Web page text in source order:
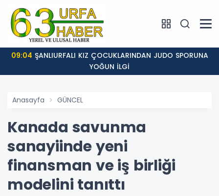
09:04
YOĞUN İLGİ
Anasayfa GÜNCEL
Kanada savunma
sanayiinde yeni
finansman ve iş birliği
modelini tanıttı